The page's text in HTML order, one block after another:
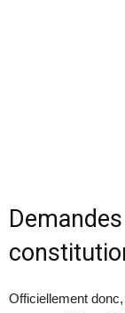
Officiellement